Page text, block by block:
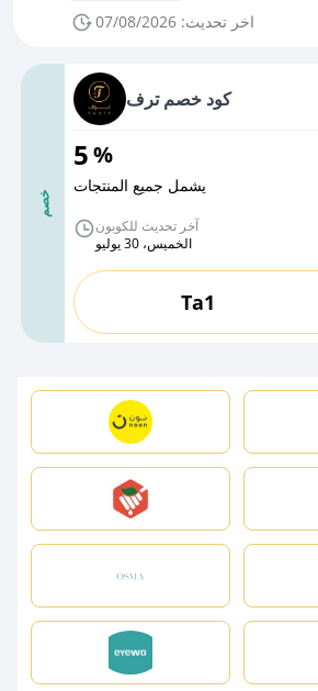
اخر تحديث: 07/08/2026
خصم
كود خصم ترف
5%
يشمل جميع المنتجات
آخر تحديث للكوبون
الخميس، 30 يوليو
Ta1